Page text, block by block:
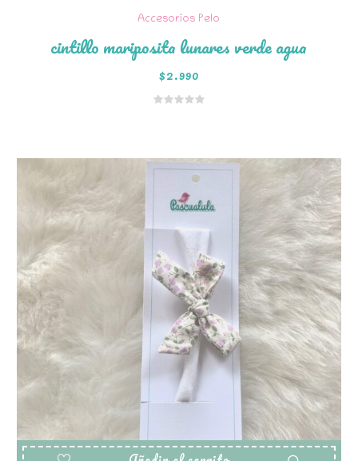
Accesorios Pelo
cintillo mariposita lunares verde agua
$2.990